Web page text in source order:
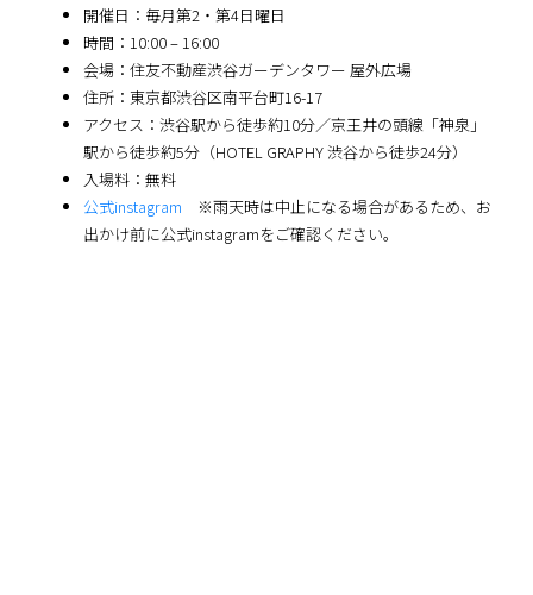
開催日：毎月第2・第4日曜日
時間：10:00 – 16:00
会場：住友不動産渋谷ガーデンタワー 屋外広場
住所：東京都渋谷区南平台町16-17
アクセス：渋谷駅から徒歩約10分／京王井の頭線「神泉」
駅から徒歩約5分（HOTEL GRAPHY 渋谷から徒歩24分）
入場料：無料
公式instagram ※雨天時は中止になる場合があるため、お
出かけ前に公式instagramをご確認ください。